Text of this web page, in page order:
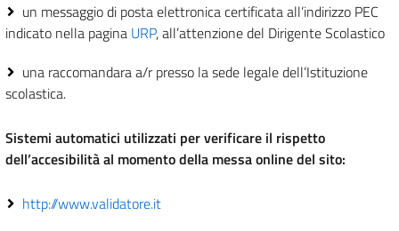
un messaggio di posta elettronica certificata all’indirizzo PEC
indicato nella pagina URP, all’attenzione del Dirigente Scolastico
una raccomandara a/r presso la sede legale dell’Istituzione
scolastica.
Sistemi automatici utilizzati per verificare il rispetto
dell’accesibilità al momento della messa online del sito:
http://www.validatore.it